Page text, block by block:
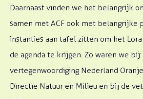
Daarnaast vinden we het belangrijk
samen met ACF ook met belangrijke
instanties aan tafel zitten om het
de agenda te krijgen. Zo waren we bij:
vertegenwoordiging Nederland
Directie Natuur en Milieu en bij de